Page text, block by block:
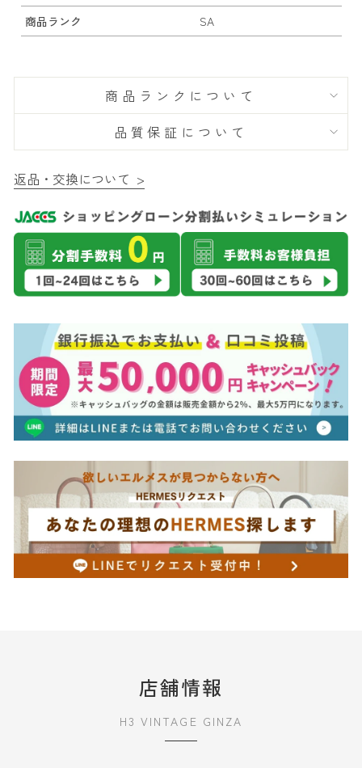
商品ランク
SA
商品ランクについて
品質保証について
返品・交換について >
店舗情報
H3 VINTAGE GINZA